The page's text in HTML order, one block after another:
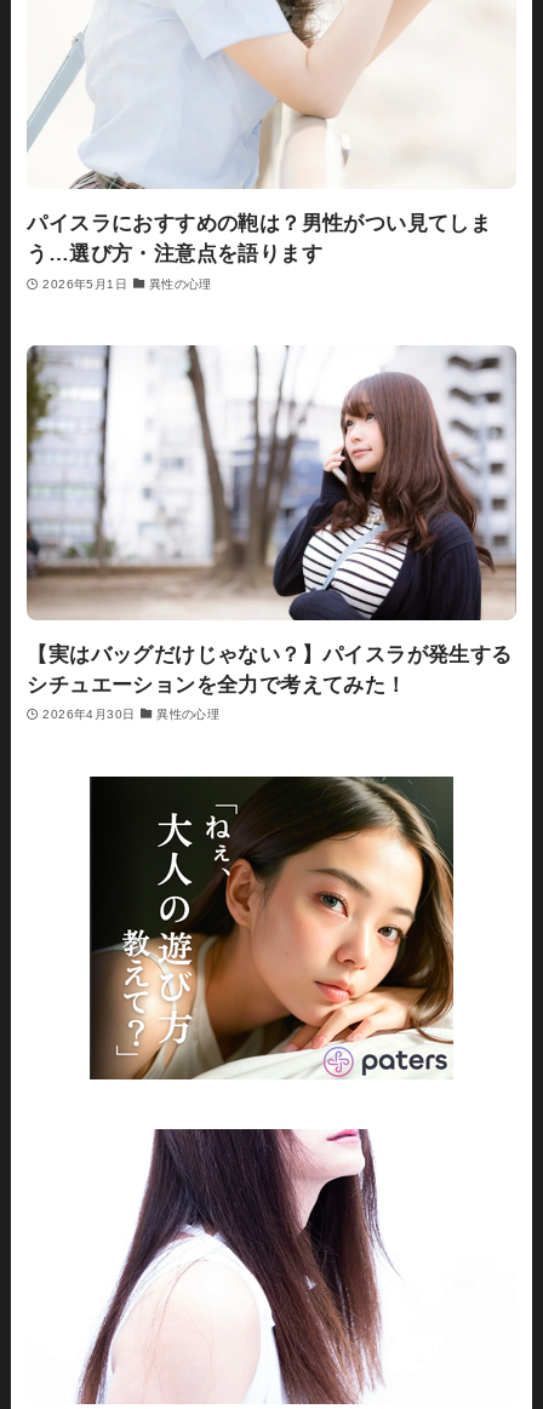
パイスラにおすすめの鞄は？男性がつい見てしま
う…選び方・注意点を語ります
2026年5月1日 異性の心理
【実はバッグだけじゃない？】パイスラが発生する
シチュエーションを全力で考えてみた！
2026年4月30日 異性の心理